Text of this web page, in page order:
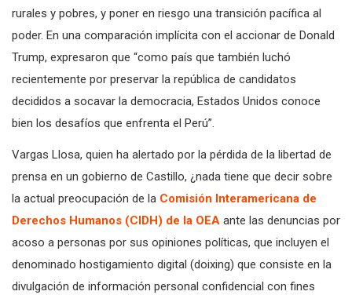
rurales y pobres, y poner en riesgo una transición pacífica al
poder. En una comparación implícita con el accionar de Donald
Trump, expresaron que “como país que también luchó
recientemente por preservar la república de candidatos
decididos a socavar la democracia, Estados Unidos conoce
bien los desafíos que enfrenta el Perú”.
Vargas Llosa, quien ha alertado por la pérdida de la libertad de
prensa en un gobierno de Castillo, ¿nada tiene que decir sobre
la actual preocupación de la Comisión Interamericana de
Derechos Humanos (CIDH) de la OEA ante las denuncias por
acoso a personas por sus opiniones políticas, que incluyen el
denominado hostigamiento digital (doixing) que consiste en la
divulgación de información personal confidencial con fines